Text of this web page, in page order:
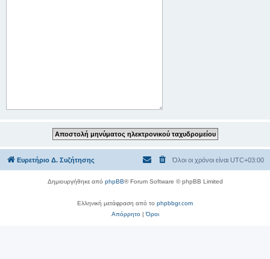
Ευρετήριο Δ. Συζήτησης Όλοι οι χρόνοι είναι UTC+03:00
Δημιουργήθηκε από phpBB® Forum Software © phpBB Limited
Ελληνική μετάφραση από το phpbbgr.com
Απόρρητο|Όροι